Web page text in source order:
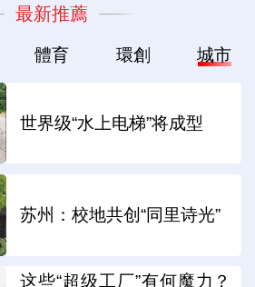
最新推薦
體育 環創 城市
世界级“水上电梯”将成型
苏州：校地共创“同里诗光”
这些“超级工厂”有何魔力？